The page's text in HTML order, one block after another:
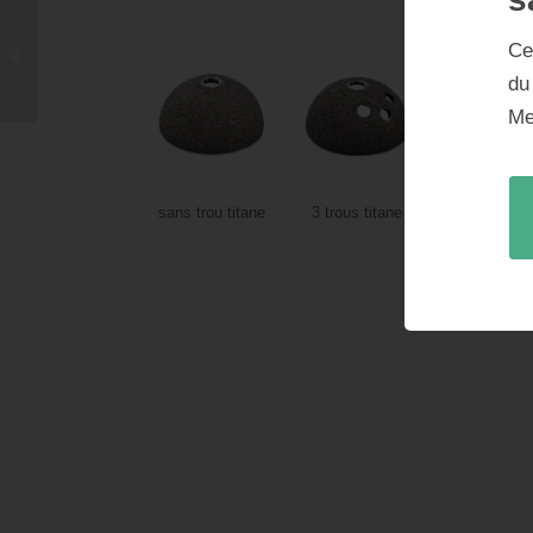
sans trou titane 3 trous titane
3 trous